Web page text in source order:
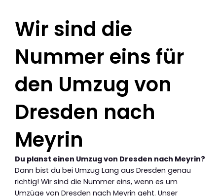
Wir sind die
Nummer eins für
den Umzug von
Dresden nach
Meyrin
Du planst einen Umzug von Dresden nach Meyrin?
Dann bist du bei Umzug Lang aus Dresden genau
richtig! Wir sind die Nummer eins, wenn es um
Umzüge von Dresden nach Meyrin geht. Unser